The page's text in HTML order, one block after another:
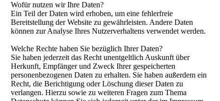
Wofür nutzen wir Ihre Daten?
Ein Teil der Daten wird erhoben, um eine fehlerfreie
Bereitstellung der Website zu gewährleisten. Andere Daten
können zur Analyse Ihres Nutzerverhaltens verwendet werden.
Welche Rechte haben Sie bezüglich Ihrer Daten?
Sie haben jederzeit das Recht unentgeltlich Auskunft über
Herkunft, Empfänger und Zweck Ihrer gespeicherten
personenbezogenen Daten zu erhalten. Sie haben außerdem ein
Recht, die Berichtigung oder Löschung dieser Daten zu
verlangen. Hierzu sowie zu weiteren Fragen zum Thema